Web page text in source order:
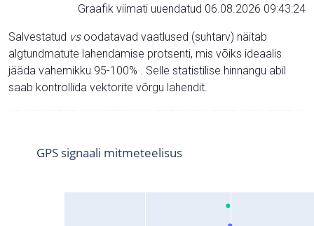
Graafik viimati uuendatud 06.08.2026 09:43:24
Salvestatud vsoodatavad vaatlused (suhtarv) näitab
algtundmatute lahendamise protsenti, mis võiks ideaalis
jääda vahemikku 95-100% . Selle statistilise hinnangu abil
saab kontrollida vektorite võrgu lahendit.
GPS signaali mitmeteelisus